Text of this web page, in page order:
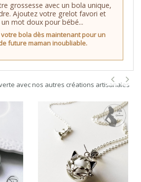
grossesse avec un bola unique,
Ajoutez votre grelot favori et
un mot doux pour bébé...
bola dès maintenant pour un
future maman inoubliable.
avec nos autres créations artisanales